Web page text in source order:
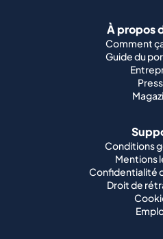
À propos
Comment
Guide du
Conditions
Mentions
Confidentialité
Droit de